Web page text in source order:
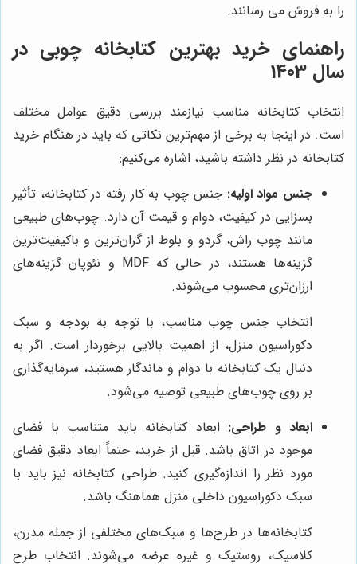
را به فروش می رسانند.
راهنمای خرید بهترین کتابخانه چوبی در
سال 1403
انتخاب کتابخانه مناسب نیازمند بررسی دقیق عوامل مختلف
است. در اینجا به برخی از مهم‌ترین نکاتی که باید در هنگام خرید
کتابخانه در نظر داشته باشید، اشاره می‌کنیم:
جنس مواد اولیه: جنس چوب به کار رفته در کتابخانه، تأثیر
بسزایی در کیفیت، دوام و قیمت آن دارد. چوب‌های طبیعی
مانند چوب راش، گردو و بلوط از گران‌ترین و باکیفیت‌ترین
گزینه‌ها هستند، در حالی که MDF و نئوپان گزینه‌های
ارزان‌تری محسوب می‌شوند.
انتخاب جنس چوب مناسب، با توجه به بودجه و سبک
دکوراسیون منزل، از اهمیت بالایی برخوردار است. اگر به
دنبال یک کتابخانه با دوام و ماندگار هستید، سرمایه‌گذاری
بر روی چوب‌های طبیعی توصیه می‌شود.
ابعاد و طراحی: ابعاد کتابخانه باید متناسب با فضای
موجود در اتاق باشد. قبل از خرید، حتماً ابعاد دقیق فضای
مورد نظر را اندازه‌گیری کنید. طراحی کتابخانه نیز باید با
سبک دکوراسیون داخلی منزل هماهنگ باشد.
کتابخانه‌ها در طرح‌ها و سبک‌های مختلفی از جمله مدرن،
کلاسیک، روستیک و غیره عرضه می‌شوند. انتخاب طرح